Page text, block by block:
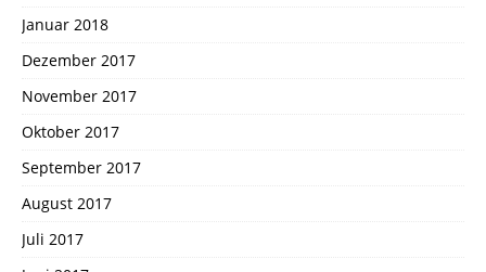
Januar 2018
Dezember 2017
November 2017
Oktober 2017
September 2017
August 2017
Juli 2017